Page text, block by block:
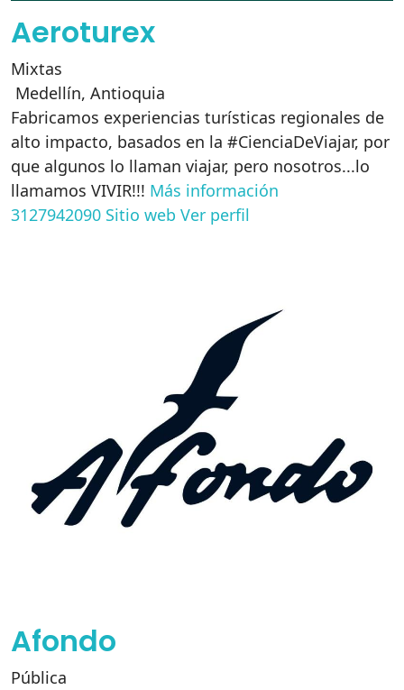
Aeroturex
Mixtas
Medellín, Antioquia
Fabricamos experiencias turísticas regionales de
alto impacto, basados en la #CienciaDeViajar, por
que algunos lo llaman viajar, pero nosotros...lo
llamamos VIVIR!!! Más información
3127942090 Sitio web Ver perfil
Afondo
Pública